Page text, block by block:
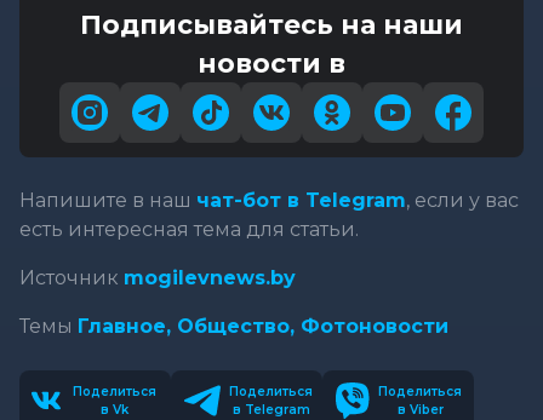
Подписывайтесь на наши
новости в
Напишите в наш чат-бот в Telegram, если у вас
есть интересная тема для статьи.
Источник mogilevnews.by
Темы Главное, Общество, Фотоновости
Поделиться
в Vk
Поделиться
в Telegram
Поделиться
в Viber